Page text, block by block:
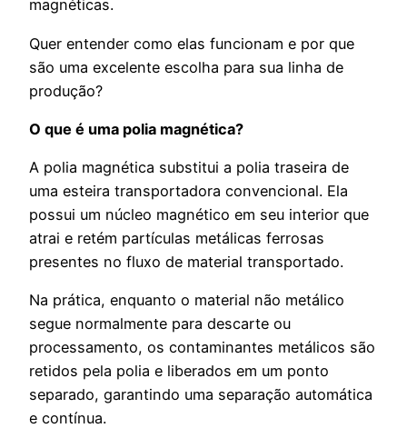
magnéticas.
Quer entender como elas funcionam e por que
são uma excelente escolha para sua linha de
produção?
O que é uma polia magnética?
A polia magnética substitui a polia traseira de
uma esteira transportadora convencional. Ela
possui um núcleo magnético em seu interior que
atrai e retém partículas metálicas ferrosas
presentes no fluxo de material transportado.
Na prática, enquanto o material não metálico
segue normalmente para descarte ou
processamento, os contaminantes metálicos são
retidos pela polia e liberados em um ponto
separado, garantindo uma separação automática
e contínua.